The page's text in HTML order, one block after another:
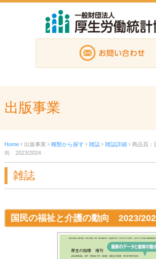
出版事業
Home 出版事業 種類から探す 雑誌 雑誌詳細 商品頁：
向 2023/2024
雑誌
国民の福祉と介護の動向 2023/